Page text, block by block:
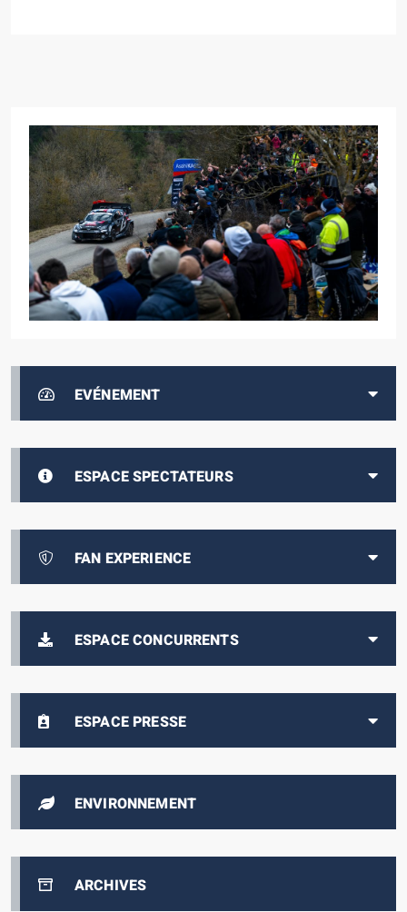
EVÉNEMENT
ESPACE SPECTATEURS
FAN EXPERIENCE
ESPACE CONCURRENTS
ESPACE PRESSE
ENVIRONNEMENT
ARCHIVES